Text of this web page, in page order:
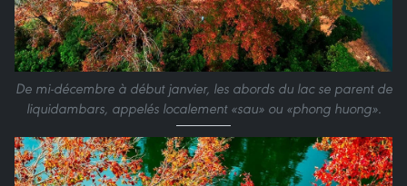
De mi-décembre à début janvier, les abords du lac se parent de
liquidambars, appelés localement «sau» ou «phong huong».